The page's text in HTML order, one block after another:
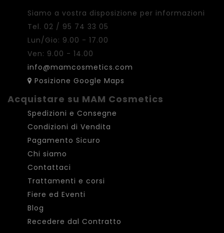
Siamo a vostra disposizione per informazioni
Tel. 02 / 95 74 33 05
Lun/Gio: 9.00 - 17.00
Ven: 9.00 - 14.00
info@mamcosmetics.com
Posizione Google Maps
Acquistare su MAM Cosmetics
Spedizioni e Consegne
Condizioni di Vendita
Pagamento Sicuro
Chi siamo
Contattaci
Trattamenti e corsi
Fiere ed Eventi
Blog
Recedere dal Contratto